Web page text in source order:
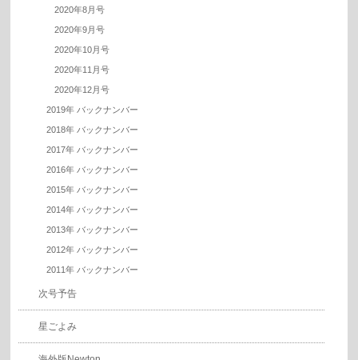
2020年8月号
2020年9月号
2020年10月号
2020年11月号
2020年12月号
2019年 バックナンバー
2018年 バックナンバー
2017年 バックナンバー
2016年 バックナンバー
2015年 バックナンバー
2014年 バックナンバー
2013年 バックナンバー
2012年 バックナンバー
2011年 バックナンバー
次号予告
星ごよみ